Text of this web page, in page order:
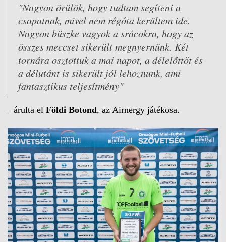
"Nagyon örülök, hogy tudtam segíteni a
csapatnak, mivel nem régóta kerültem ide.
Nagyon büszke vagyok a srácokra, hogy az
összes meccset sikerült megnyernünk. Két
tornára osztottuk a mai napot, a délelőttöt és
a délutánt is sikerült jól lehoznunk, ami
fantasztikus teljesítmény"
– árulta el Földi Botond, az Airnergy játékosa.